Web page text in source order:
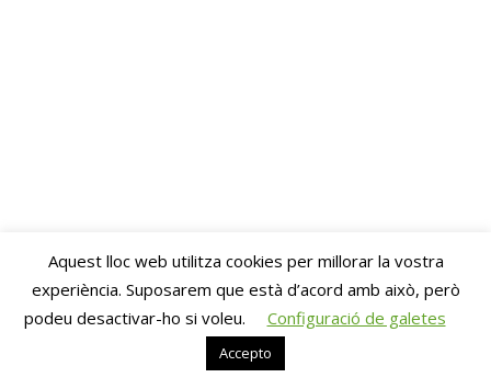
Aquest lloc web utilitza cookies per millorar la vostra
experiència. Suposarem que està d’acord amb això, però
podeu desactivar-ho si voleu.
Configuració de galetes
Accepto